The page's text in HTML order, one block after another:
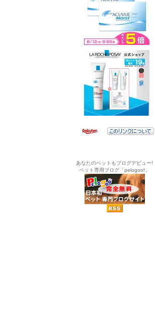
あなたのペットもブログデビュー!
ペット専用ブログ「pelogoo!」